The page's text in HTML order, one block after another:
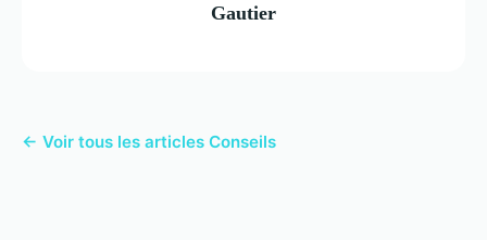
Gautier
← Voir tous les articles Conseils